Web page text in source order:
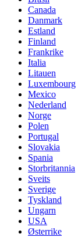
Canada
Danmark
Estland
Finland
Frankrike
Italia
Litauen
Luxembourg
Mexico
Nederland
Norge
Polen
Portugal
Slovakia
Spania
Storbritannia
Sveits
Sverige
Tyskland
Ungarn
USA
Østerrike